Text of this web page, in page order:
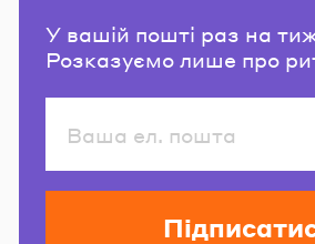
У вашій пошті раз на
Розказуємо лише про